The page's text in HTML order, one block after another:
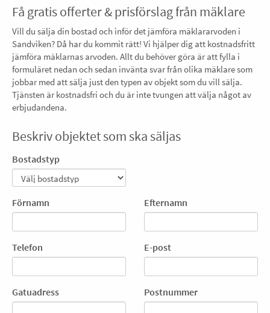
Få gratis offerter & prisförslag från mäklare
Vill du sälja din bostad och inför det jämföra mäklararvoden i
Sandviken? Då har du kommit rätt! Vi hjälper dig att kostnadsfritt
jämföra mäklarnas arvoden. Allt du behöver göra är att fylla i
formuläret nedan och sedan invänta svar från olika mäklare som
jobbar med att sälja just den typen av objekt som du vill sälja.
Tjänsten är kostnadsfri och du är inte tvungen att välja något av
erbjudandena.
Beskriv objektet som ska säljas
Bostadstyp
Förnamn Efternamn
Telefon E-post
Gatuadress Postnummer